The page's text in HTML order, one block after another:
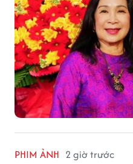
PHIM ẢNH 2 giờ trước